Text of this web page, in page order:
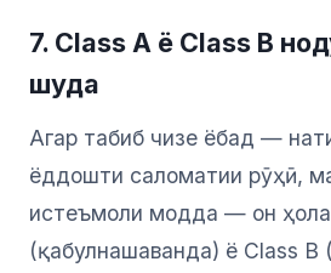
7. Class A ё Class B
шуда
Агар табиб чизе ёбад —
ёддошти саломатии рӯҳӣ,
истеъмоли модда — он
(қабулнашаванда) ё Class